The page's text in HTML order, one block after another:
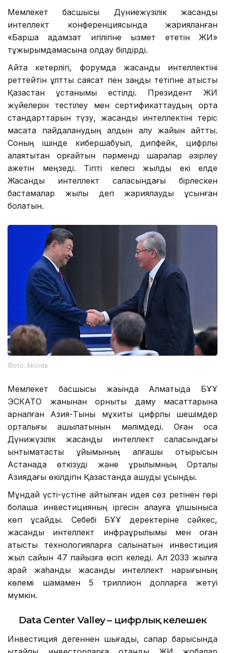
Мемлекет басшысы Дүниежүзілік жасанды
интеллект конференциясында жарияланған
«Барша адамзат игілігіне қызмет ететін ЖИ»
тұжырымдамасына қолдау білдірді.
Айта кетерлігі, форумда жасанды интеллектіні
реттейтін ұлттық саясат пен заңдық тетігіне қатысты
Қазақстан ұстанымы естілді. Президент ЖИ
жүйелерін тестілеу мен сертификаттаудың ортақ
стандарттарын түзу, жасанды интеллектіні теріс
мақсатқа пайдаланудың алдын алу жайын айтты.
Соның ішінде кибершабуыл, дипфейк, цифрлық
алаяқтықтан қорғайтын пәрменді шаралар әзірлеу
қажетін меңзеді. Тіпті келесі жылды екі елде
Жасанды интеллект саласындағы бірлескен
бастамалар жылы деп жариялауды ұсынған
болатын.
Фото: Аkorda
Мемлекет басшысы жақында Алматыда БҰҰ
ЭСКАТО жанынан орнықты даму мақсаттарына
арналған Азия-Тынық мұхиты цифрлық шешімдер
орталығы ашылатынын мәлімдеді. Оған қоса
Дүнижүзілік жасанды интеллект саласындағы
ынтымақтастық ұйымының алғашқы отырысын
Астанада өткізуді және құрылымның Орталық
Азиядағы өкілдігін Қазақстанда ашуды ұсынды.
Мұндай үсті-үстіне айтылған идея сөз ретінен гөрі
болашақ инвестицияның іргесін қалауға құлшынысқа
көп ұқсайды. Себебі БҰҰ деректеріне сәйкес,
жасанды интеллект инфрақұрылымы мен оған
қатысты технологияларға салынатын инвестиция
жыл сайын 47 пайызға өсіп келеді. Ал 2033 жылға
қарай жаһандық жасанды интеллект нарығының
көлемі шамамен 5 триллион долларға жетуі
мүмкін.
Data Center Valley – цифрлық келешек
Инвестиция дегеннен шығады, сапар барысында